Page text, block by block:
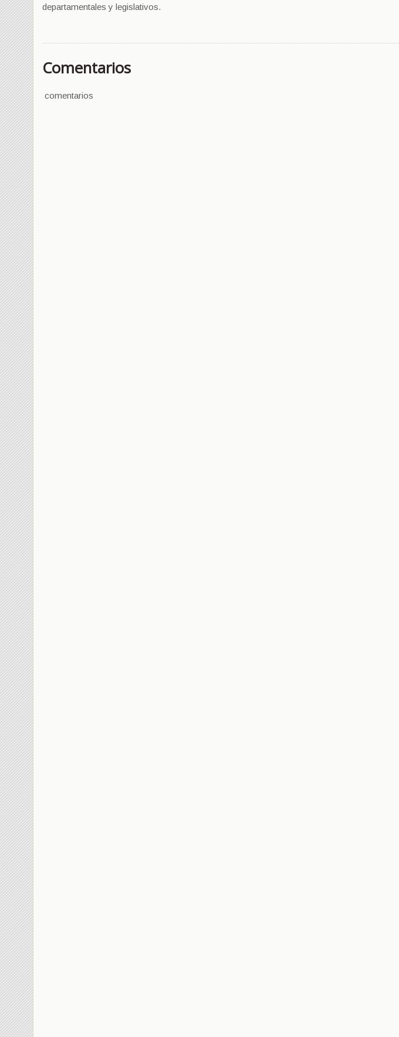
departamentales y legislativos.
Comentarios
comentarios